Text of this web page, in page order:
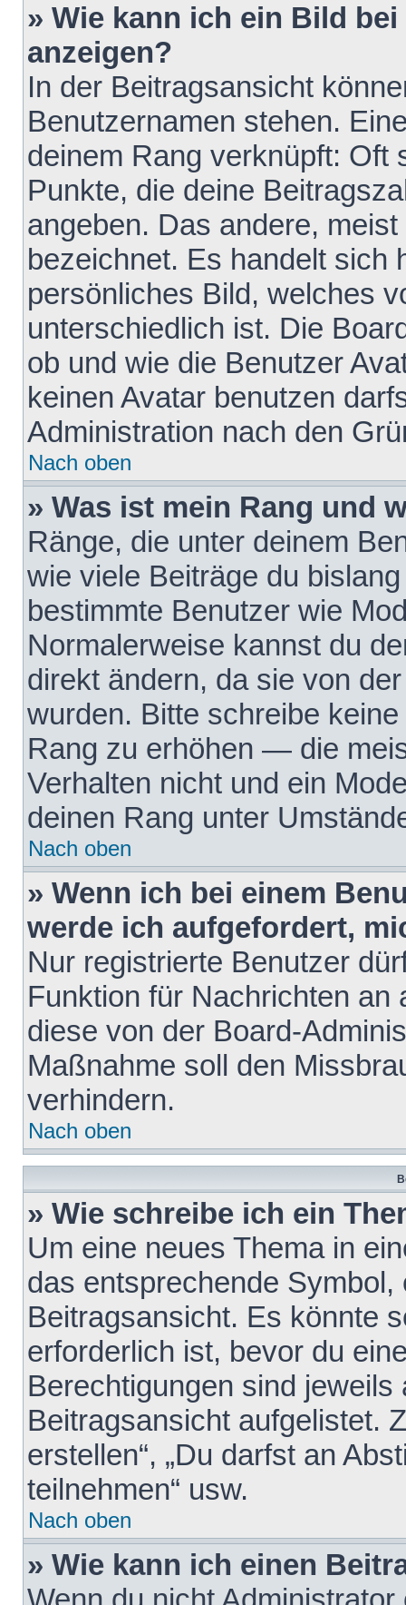
» Wie kann ich ein Bild
anzeigen?
In der Beitragsansicht
Benutzernamen stehen.
deinem Rang verknüpft: Oft
Punkte, die deine
angeben. Das andere,
bezeichnet. Es handelt sich
persönliches Bild, welches
unterschiedlich ist. Die
ob und wie die Benutzer
keinen Avatar benutzen
Administration nach den
Nach oben
» Was ist mein Rang und
Ränge, die unter deinem
wie viele Beiträge du
bestimmte Benutzer wie
Normalerweise kannst du
direkt ändern, da sie von
wurden. Bitte schreibe
Rang zu erhöhen — die
Verhalten nicht und ein
deinen Rang unter
Nach oben
» Wenn ich bei einem
werde ich aufgefordert,
Nur registrierte Benutzer
Funktion für Nachrichten
diese von der Board-
Maßnahme soll den
verhindern.
Nach oben
» Wie schreibe ich ein
Um eine neues Thema in
das entsprechende
Beitragsansicht. Es könnte
erforderlich ist, bevor du
Berechtigungen sind
Beitragsansicht aufgelistet.
erstellen“, „Du darfst an
teilnehmen“ usw.
Nach oben
» Wie kann ich einen